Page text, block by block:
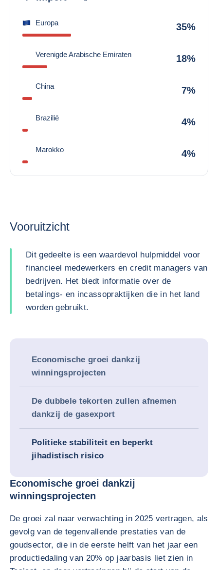
Europa 35%
Verenigde Arabische Emiraten 18%
China 7%
Brazilië 4%
Marokko 4%
Vooruitzicht
Dit gedeelte is een waardevol hulpmiddel voor
financieel medewerkers en credit managers van
bedrijven. Het biedt informatie over de
betalings- en incassopraktijken die in het land
worden gebruikt.
Economische groei dankzij
winningsprojecten
De dubbele tekorten zullen afnemen
dankzij de gasexport
Politieke stabiliteit en beperkt
jihadistisch risico
Economische groei dankzij
winningsprojecten
De groei zal naar verwachting in 2025 vertragen, als
gevolg van de tegenvallende prestaties van de
goudsector, die in de eerste helft van het jaar een
productiedaling van 20% op jaarbasis liet zien in